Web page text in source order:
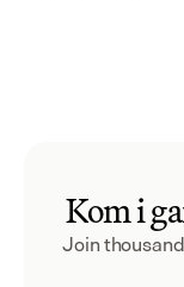
Kom i
Join